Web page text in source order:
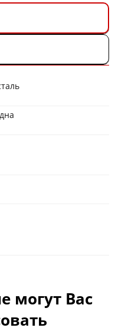
могут Вас